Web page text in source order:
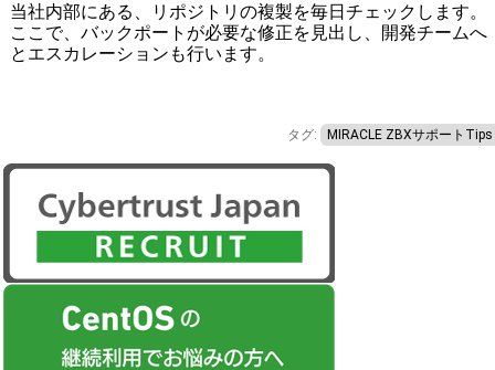
当社内部にある、リポジトリの複製を毎日チェックします。
ここで、バックポートが必要な修正を見出し、開発チームへ
とエスカレーションも行います。
タグ: MIRACLE ZBXサポートTips